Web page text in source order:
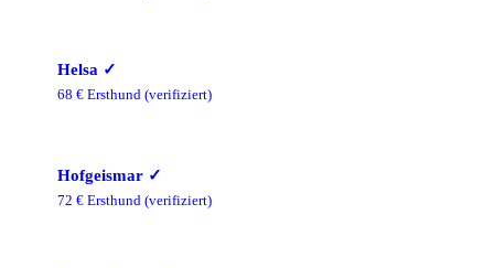
Helsa ✓
68 € Ersthund (verifiziert)
Hofgeismar ✓
72 € Ersthund (verifiziert)